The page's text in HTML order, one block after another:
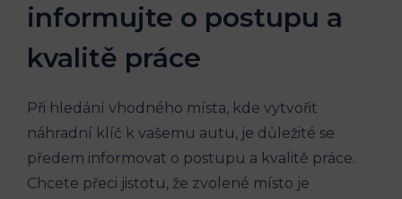
informujte o postupu a⁢
kvalitě práce
Při hledání vhodného místa, ⁢kde vytvořit
náhradní klíč k vašemu autu, je ⁢důležité ‌se
předem informovat o postupu a kvalitě práce. ​
Chcete přeci jistotu, že zvolené místo je